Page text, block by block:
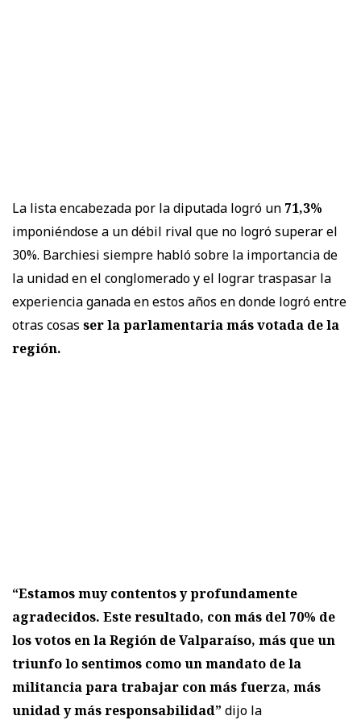
La lista encabezada por la diputada logró un 71,3%
imponiéndose a un débil rival que no logró superar el
30%. Barchiesi siempre habló sobre la importancia de
la unidad en el conglomerado y el lograr traspasar la
experiencia ganada en estos años en donde logró entre
otras cosas ser la parlamentaria más votada de la
región.
“Estamos muy contentos y profundamente
agradecidos. Este resultado, con más del 70% de
los votos en la Región de Valparaíso, más que un
triunfo lo sentimos como un mandato de la
militancia para trabajar con más fuerza, más
unidad y más responsabilidad” dijo la